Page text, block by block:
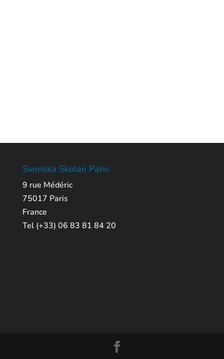
Svenska Skolan Paris
9 rue Médéric
75017 Paris
France
Tel (+33) 06 83 81 84 20